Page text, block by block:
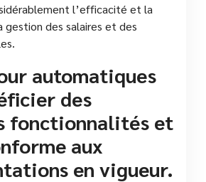
l’efficacité et la
gestion des salaires et des
automatiques
des
fonctionnalités et
aux
en vigueur.